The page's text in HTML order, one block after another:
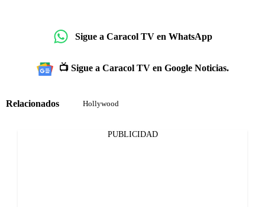
Sigue a Caracol TV en WhatsApp
📺 Sigue a Caracol TV en Google Noticias.
Relacionados Hollywood
PUBLICIDAD